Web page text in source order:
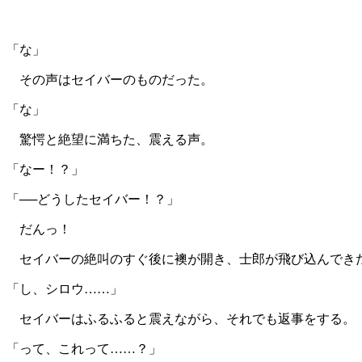
「な」
その声はセイバーのものだった。
「な」
驚愕と絶望に満ちた、震える声。
「なー！？」
「──どうしたセイバー！？」
だんっ！
セイバーの絶叫のすぐ後に襖が開き、士郎が飛び込んでき
「し、シロウ……」
セイバーはふるふると震えながら、それでも返事をする。
「って、これって……？」